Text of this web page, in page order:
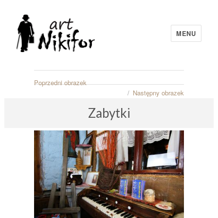
MENU
Poprzedni obrazek
Następny obrazek
Zabytki